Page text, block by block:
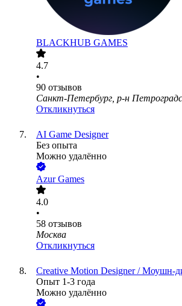
BLACKHUB GAMES
4.7
•
90 отзывов
Санкт-Петербург, р-н
Откликнуться
AI Game Designer
Без опыта
Можно удалённо
Azur Games
4.0
•
58 отзывов
Москва
Откликнуться
Creative Motion Designer / Моушн-
Опыт 1-3 года
Можно удалённо